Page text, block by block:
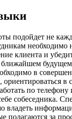
подойдет не
необходимо
клиента и
ближайшем
в
в
по телефону
собеседника.
владеть
полагаются за